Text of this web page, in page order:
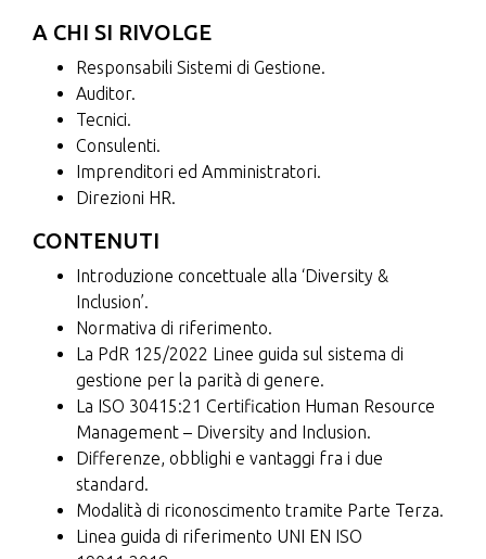
A CHI SI RIVOLGE
Responsabili Sistemi di Gestione.
Auditor.
Tecnici.
Consulenti.
Imprenditori ed Amministratori.
Direzioni HR.
CONTENUTI
Introduzione concettuale alla ‘Diversity &
Inclusion’.
Normativa di riferimento.
La PdR 125/2022 Linee guida sul sistema di
gestione per la parità di genere.
La ISO 30415:21 Certification Human Resource
Management – Diversity and Inclusion.
Differenze, obblighi e vantaggi fra i due
standard.
Modalità di riconoscimento tramite Parte Terza.
Linea guida di riferimento UNI EN ISO